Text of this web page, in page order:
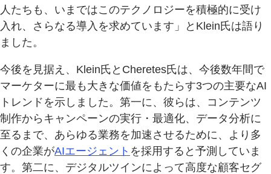
人たちも、いまではこのテクノロジーを積極的に受け
入れ、さらなる導入を求めています」とKlein氏は語り
ました。
今後を見据え、Klein氏とCheretes氏は、今後数年間で
マーケターに最も大きな価値をもたらす3つの主要なAI
トレンドを示しました。第一に、彼らは、コンテンツ
制作からキャンペーンの実行・最適化、データ分析に
至るまで、あらゆる業務を加速させるために、より多
くの企業がAIエージェント を採用すると予測していま
す。第二に、デジタルツインによって高度な顧客セグ